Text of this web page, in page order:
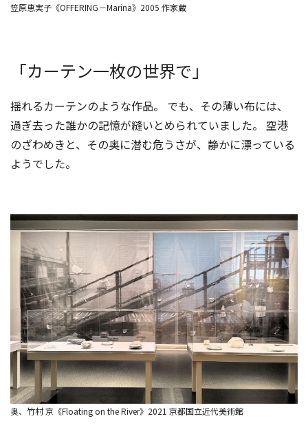
笠原恵実子《OFFERING－Marina》2005 作家蔵
「カーテン一枚の世界で」
揺れるカーテンのような作品。 でも、その薄い布には、
過ぎ去った誰かの記憶が縫いとめられていました。 空港
のざわめきと、その奥に潜む危うさが、静かに漂っている
ようでした。
奥、竹村 京《Floating on the River》2021 京都国立近代美術館